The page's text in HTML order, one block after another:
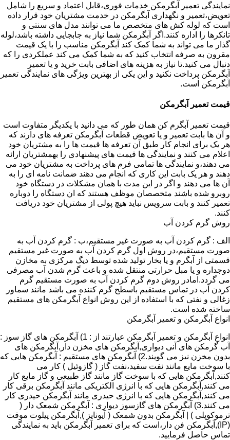
نمایندگی تعمیر آبگرمکن خدمات فوری،قابل اعتماد و سریع را شامل
تعویض،تعمیر و نگهداری آبگرمکن در خدمت مشتریان خود قرار داده
است که لوله کش های متخصص ما می توانند مدل های سنتی و
تانکرها را اداره کنند.اگر آبگرمکن شما نیاز به جابجایی داشته باشد،لوله
گذار ما می تواند به شما کمک کند آبگرمکن مناسب را با یک قیمت
مقرون به صرفه انتخاب کنید که به شما کمک می کند عملکردی را که
دنبال می کنید.تا نیاز به هزینه های اضافی بابت خرید و یا تعمیر
آبگرمکن پرداخت نکنید و این یکی از بهترین ویژگی های نمایندگی تعمیر
آبگرمکن است.
قیمت تعمیر آبگرمکن
قیمت تعمیر آبگرم کن همان طور که می دانید با یکدیگر متفاوت است
و آن ها بابت تعمیر و یا تعویض قطعات آبگرمکن تعرفه های دارند که
هر یک برای انجام کار طبق آن تعرفه ها قیمت ها را به مشتریان خود
اعلام می کنند و نمایندگی ها قیمت های پیشنهادی را بهمشتریان ارائه
می دهند،و نمایندگی ها تمامی فرم های پرداخت به مشتریان خود می
دهند و هر یک بابت این کاری که انجام می دهند ضمانت نامه ای را به
آن ها می دهند و اگر در این مدت با همان مشکلات در دستگاه خود
روبرو شده باشند متخصصان موظف هستند که ان دستگاه را دوباره
تعمیر کنند و بابت سرویس نباید هیچ پولی از مشتریان خود دریافت
کنند.
روش گرم کردن آب
الف : گرم کردن آب به صورت غیر مستقیم،ب : گرم کردن آب به
صورت مستقیم،در روش اول گرم کردن آب به صورت غیر مستقیم
قسمتی از آبگرم و یا بخار تولید شده توسط دیگ مرکزی به مخازن
دوجداره و یا مبل حرارتی منتقل شده و باعث گرم شدن آب مصرفی
می گردد.امادر روش دوم گرم کردن آب به صورت مستقیم گرم
کردن آب در تماس مستقیم باسطح گرم کننده می باشد مانند سماور
زغالی و نفتی که با استفاده از این روش انواع آبگرمکن های مستقیم
ساخته شده است.
انواع آبگرمکن و تعمیر آبگرمکن
انواع آبگرمکن و تعمیر آبگرمکن عبارتند از : 1) آبگرمکن های گاز سوز :
آب گرمکن های آنی دیواری,آبگرمکن های مخزن دار,آبگرمکن های
بدون مخزن نیز می گویند.2) آبگرمکن های مستقیم : آبگرمکن هایی که
با سوخت مایع مانند نفت سفید،نفت گاز ( گازوئیل ) کار می
کنند,آبگرمکن هایی که با سوخت گاز مانند گاز طبیعی و گاز مایع کار
می کنند,آبگرمکن هایی که با انرژی الکتریکی مانند آبگرمکن برقی کار
می کنند,آبگرمکن هایی که با انرژی حیدری مانند آبگرمکن حیدری کار
می کنند.3) آبگرمکن های گازسوز دیواری : آبگرمکن شمعک دار (
ترموکوپلی ) | آبگرمکن بدون شمعک ( آیونایز ),آبگرمکن پیلوت موقت
(IP),آبگرمکن فن دار،است که برای تعمیر آبگرمکن باید به نمایندگی
تماس حاصل فرمایید.